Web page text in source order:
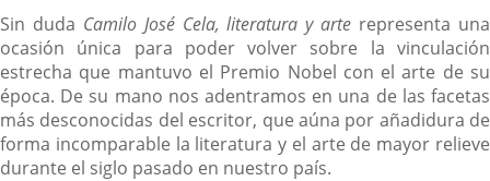
Sin duda Camilo José Cela, literatura y arte representa una
ocasión única para poder volver sobre la vinculación
estrecha que mantuvo el Premio Nobel con el arte de su
época. De su mano nos adentramos en una de las facetas
más desconocidas del escritor, que aúna por añadidura de
forma incomparable la literatura y el arte de mayor relieve
durante el siglo pasado en nuestro país.